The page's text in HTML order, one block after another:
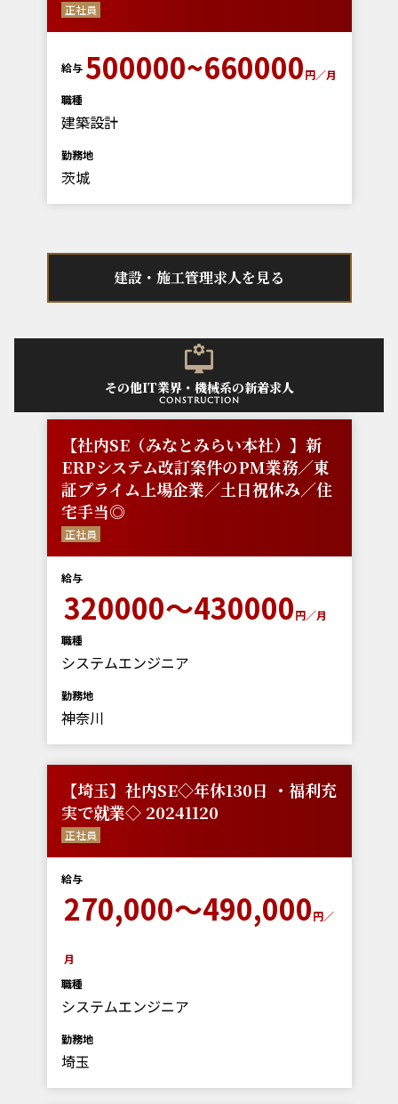
正社員
給与 500000~660000円／月
職種
建築設計
勤務地
茨城
建設・施工管理求人を見る
その他IT業界・機械系の新着求人
construction
【社内SE（みなとみらい本社）】新
ERPシステム改訂案件のPM業務／東
証プライム上場企業／土日祝休み／住
宅手当◎
正社員
給与
320000～430000円／月
職種
システムエンジニア
勤務地
神奈川
【埼玉】社内SE◇年休130日 ・福利充
実で就業◇ 20241120
正社員
給与
270,000～490,000円／
月
職種
システムエンジニア
勤務地
埼玉